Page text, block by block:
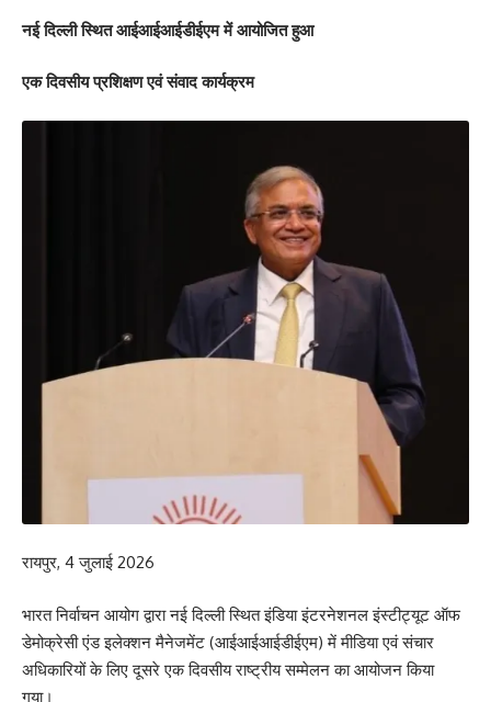
नई दिल्ली स्थित आईआईआईडीईएम में आयोजित हुआ
एक दिवसीय प्रशिक्षण एवं संवाद कार्यक्रम
रायपुर, 4 जुलाई 2026
भारत निर्वाचन आयोग द्वारा नई दिल्ली स्थित इंडिया इंटरनेशनल इंस्टीट्यूट ऑफ
डेमोक्रेसी एंड इलेक्शन मैनेजमेंट (आईआईआईडीईएम) में मीडिया एवं संचार
अधिकारियों के लिए दूसरे एक दिवसीय राष्ट्रीय सम्मेलन का आयोजन किया
गया।